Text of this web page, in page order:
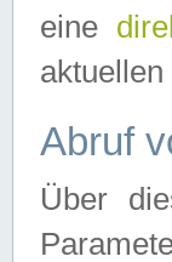
eine
Abruf
Über